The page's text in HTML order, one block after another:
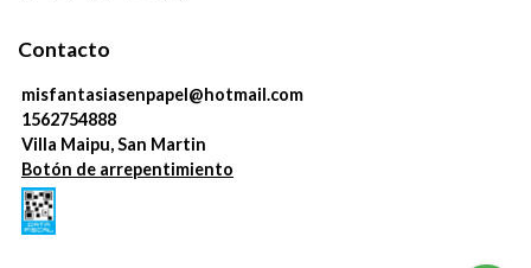
Contacto
misfantasiasenpapel@hotmail.com
1562754888
Villa Maipu, San Martin
Botón de arrepentimiento